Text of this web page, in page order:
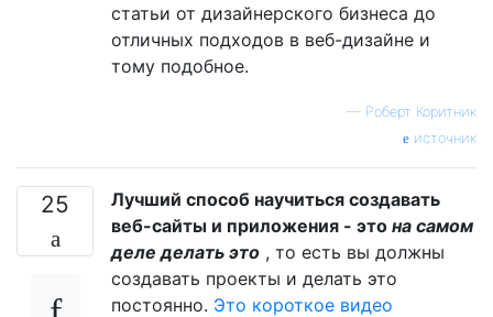
статьи от дизайнерского бизнеса до
отличных подходов в веб-дизайне и
тому подобное.
— Роберт Коритник
источник
25
Лучший способ научиться создавать
веб-сайты и приложения - это на самом
деле делать это , то есть вы должны
создавать проекты и делать это
постоянно. Это короткое видео